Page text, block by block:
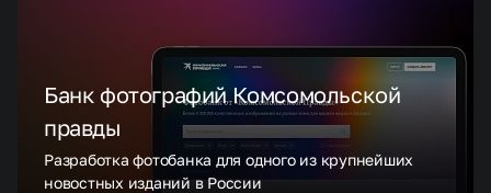
Банк фотографий Комсомольской
правды
Разработка фотобанка для одного из крупнейших
новостных изданий в России